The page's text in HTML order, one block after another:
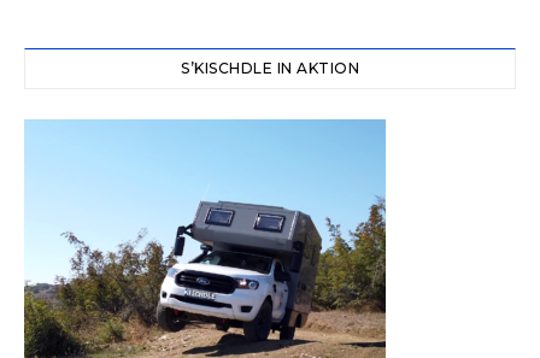
S’KISCHDLE IN AKTION